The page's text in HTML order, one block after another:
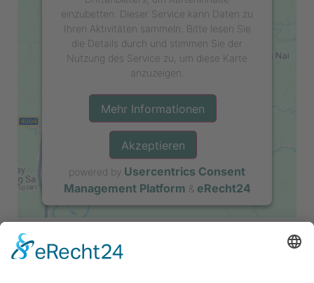
einzubetten. Dieser Service kann Daten zu
Ihren Aktivitäten sammeln. Bitte lesen Sie
die Details durch und stimmen Sie der
Nutzung des Service zu, um diese Karte
anzuzeigen.
Mehr Informationen
Akzeptieren
powered by Usercentrics Consent
Management Platform & eRecht24